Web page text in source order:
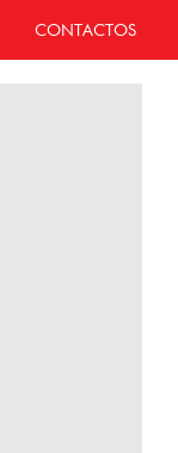
CONTACTOS